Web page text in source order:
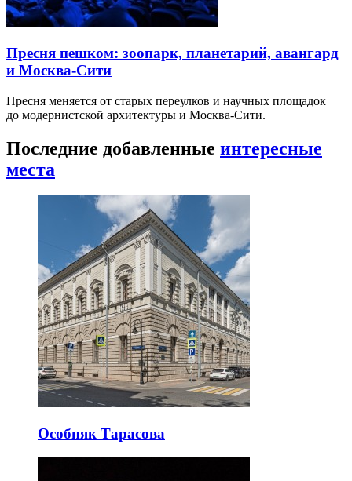
Пресня пешком: зоопарк, планетарий, авангард
и Москва-Сити
Пресня меняется от старых переулков и научных площадок
до модернистской архитектуры и Москва-Сити.
Последние добавленные интересные
места
Особняк Тарасова